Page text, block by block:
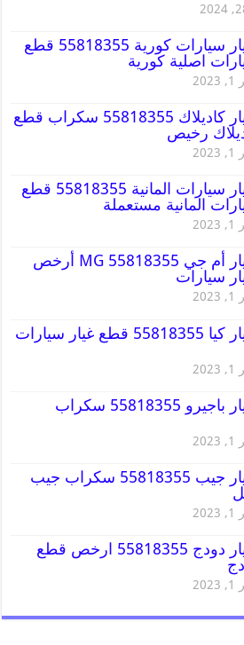
قطع غيار سيارات كورية 55818355 قطع
اصلية كورية
قطع غيار كاديلاك 55818355 سكراب قطع
رخيص
قطع غيار سيارات المانية 55818355 قطع
المانية مستعملة
قطع غيار أم جي MG 55818355 أرخص
سيارات
قطع غيار كيا 55818355 قطع غيار سيارات
قطع غيار باجيرو 55818355 سكراب
قطع غيار جيب 55818355 سكراب جيب
قطع غيار دودج 55818355 ارخص قطع